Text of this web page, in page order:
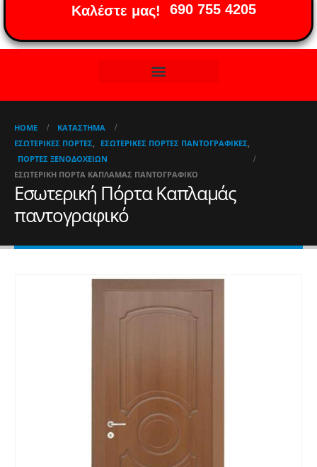
Καλέστε μας! 690 755 4205
HOME
ΚΑΤΆΣΤΗΜΑ
ΕΣΩΤΕΡΙΚΈΣ ΠΌΡΤΕΣ
ΕΣΩΤΕΡΙΚΈΣ ΠΌΡΤΕΣ ΠΑΝΤΟΓΡΑΦΙΚΈΣ
ΠΌΡΤΕΣ ΞΕΝΟΔΟΧΕΊΩΝ
ΕΣΩΤΕΡΙΚΉ ΠΌΡΤΑ ΚΑΠΛΑΜΆΣ ΠΑΝΤΟΓΡΑΦΙΚΌ
Εσωτερική Πόρτα Καπλαμάς
παντογραφικό